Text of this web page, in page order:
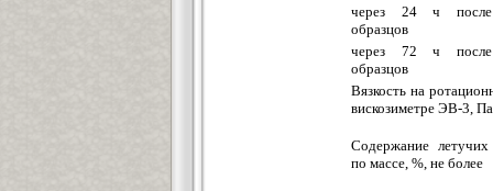
через 24 ч после
образцов
через 72 ч после
образцов
Вязкость на
вискозиметре ЭВ-3,
Содержание летучих
по массе, %, не более